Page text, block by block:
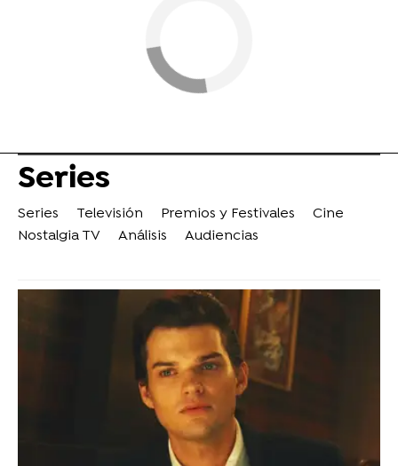
Series
Series Televisión Premios y Festivales
Cine
Nostalgia TV
Análisis Audiencias